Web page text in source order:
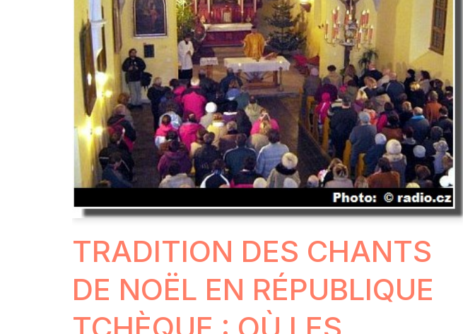
TRADITION DES CHANTS
DE NOËL EN RÉPUBLIQUE